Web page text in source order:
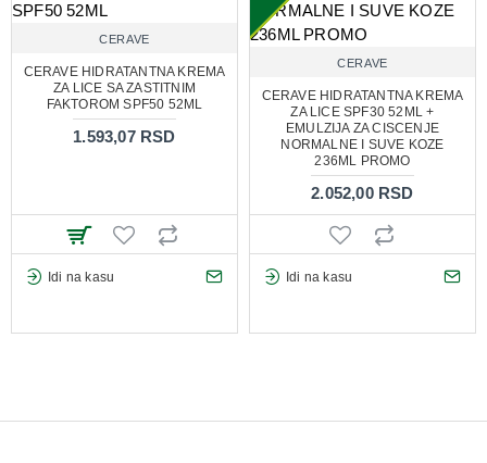
CERAVE
CERAVE HIDRATANTNA KREMA
ZA LICE SA ZASTITNIM
FAKTOROM SPF50 52ML
1.593,07 RSD
Idi na kasu
CERAVE
CERAVE HIDRATANTNA KREMA
ZA LICE SPF30 52ML +
EMULZIJA ZA CISCENJE
NORMALNE I SUVE KOZE
236ML PROMO
2.052,00 RSD
Idi na kasu